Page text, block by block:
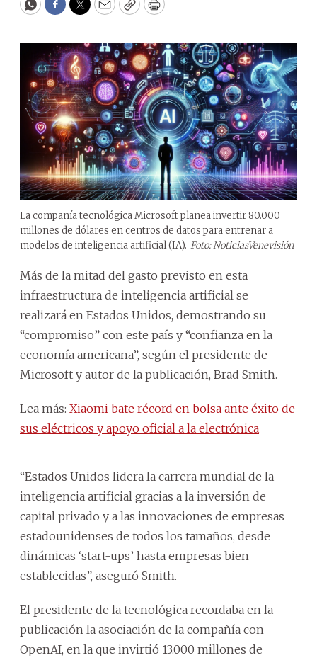
WhatsApp
Facebook
Twitter
EmailCopyPrint
La compañía tecnológica Microsoft planea invertir 80.000
millones de dólares en centros de datos para entrenar a
modelos de inteligencia artificial (IA). Foto: NoticiasVenevisión
Más de la mitad del gasto previsto en esta
infraestructura de inteligencia artificial se
realizará en Estados Unidos, demostrando su
“compromiso” con este país y “confianza en la
economía americana”, según el presidente de
Microsoft y autor de la publicación, Brad Smith.
Lea más: Xiaomi bate récord en bolsa ante éxito de
sus eléctricos y apoyo oficial a la electrónica
“Estados Unidos lidera la carrera mundial de la
inteligencia artificial gracias a la inversión de
capital privado y a las innovaciones de empresas
estadounidenses de todos los tamaños, desde
dinámicas ‘start-ups’ hasta empresas bien
establecidas”, aseguró Smith.
El presidente de la tecnológica recordaba en la
publicación la asociación de la compañía con
OpenAI, en la que invirtió 13.000 millones de